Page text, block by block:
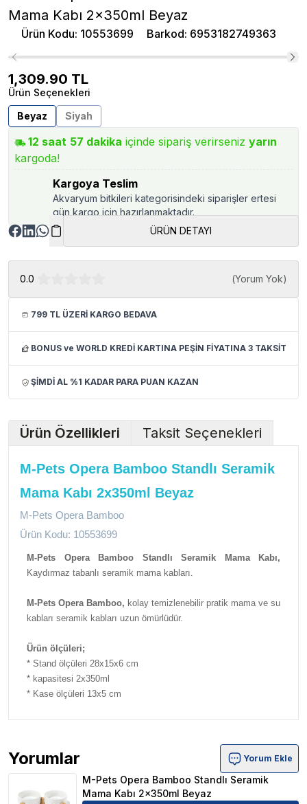
Mama Kabı 2x350ml Beyaz
Ürün Kodu: 10553699 Barkod: 6953182749363
1,309.90 TL
Ürün Seçenekleri
Beyaz
Siyah
12 saat 57 dakika içinde sipariş verirseniz yarın
kargoda!
Kargoya Teslim
Akvaryum bitkileri kategorisindeki siparişler ertesi
gün kargo için hazırlanmaktadır.
ÜRÜN DETAYI
0.0 (Yorum Yok)
799 TL ÜZERİ KARGO BEDAVA
BONUS ve WORLD KREDİ KARTINA PEŞİN FİYATINA 3 TAKSİT
ŞİMDİ AL %1 KADAR PARA PUAN KAZAN
Ürün Özellikleri Taksit Seçenekleri
M-Pets Opera Bamboo Standlı Seramik
Mama Kabı 2x350ml Beyaz
M-Pets Opera Bamboo
Ürün Kodu: 10553699
M-Pets Opera Bamboo Standlı Seramik Mama Kabı,
Kaydırmaz tabanlı seramik mama kabları.
M-Pets Opera Bamboo, kolay temizlenebilir pratik mama ve su
kabları seramik kabları uzun ömürlüdür.
Ürün ölçüleri;
* Stand ölçüleri 28x15x6 cm
* kapasitesi 2x350ml
* Kase ölçüleri 13x5 cm
Yorumlar
M-Pets Opera Bamboo Standlı Seramik Mama Kabı
Yorum Ekle
M-Pets Opera Bamboo Standlı Seramik
Mama Kabı 2x350ml Beyaz